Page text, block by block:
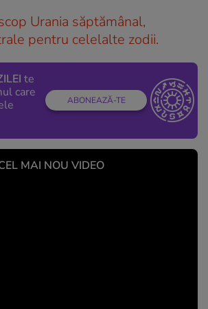
Urania săptămânal,
pentru celelalte zodii.
te
care
ABONEAZĂ-TE
MAI NOU VIDEO